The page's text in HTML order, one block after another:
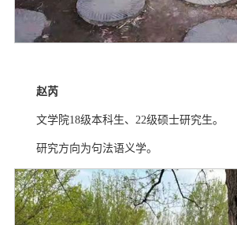
赵芮
文学院18级本科生、 22级硕士研究生。
研究方向为句法语义学。